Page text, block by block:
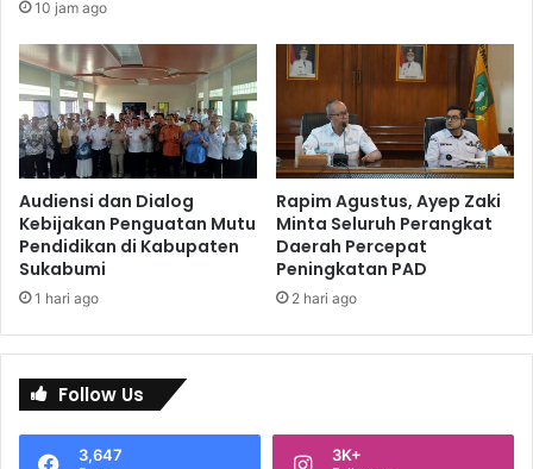
10 jam ago
Audiensi dan Dialog
Kebijakan Penguatan Mutu
Pendidikan di Kabupaten
Sukabumi
1 hari ago
Rapim Agustus, Ayep Zaki
Minta Seluruh Perangkat
Daerah Percepat
Peningkatan PAD
2 hari ago
Follow Us
3,647 3K+